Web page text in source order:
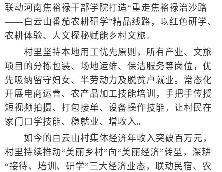
联动河南焦裕禄干部学院打造“重走焦裕禄治沙路
——白云山番茄农耕研学”精品线路，以红色研学、
农耕体验、人文探秘赋能乡村文旅。
村里坚持本地用工优先原则，所有产业、文旅
项目的分拣包装、场地运维、保洁服务等岗位，优
先吸纳留守妇女、半劳动力及脱贫户就业。常态化
开展电商运营、农产品加工技能培训，手把手传授
短视频拍摄、打包接单、设备操作技能，让村民在
家门口学技能、稳就业、增收入。
如今的白云山村集体经济年收入突破百万元，
村里持续推动“美丽乡村”向“美丽经济”转型，深耕
“接待、培训、研学”三大经济业态，联动民宿、农